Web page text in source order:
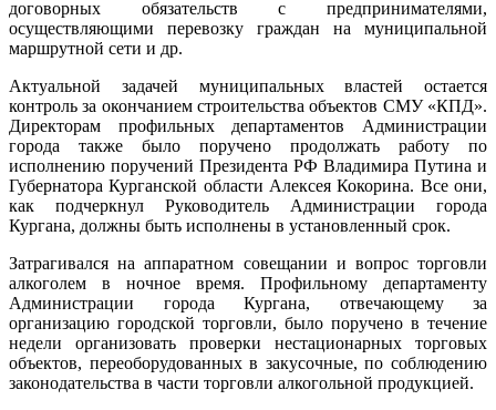
договорных обязательств с предпринимателями,
осуществляющими перевозку граждан на муниципальной
маршрутной сети и др.
Актуальной задачей муниципальных властей остается
контроль за окончанием строительства объектов СМУ «КПД».
Директорам профильных департаментов Администрации
города также было поручено продолжать работу по
исполнению поручений Президента РФ Владимира Путина и
Губернатора Курганской области Алексея Кокорина. Все они,
как подчеркнул Руководитель Администрации города
Кургана, должны быть исполнены в установленный срок.
Затрагивался на аппаратном совещании и вопрос торговли
алкоголем в ночное время. Профильному департаменту
Администрации города Кургана, отвечающему за
организацию городской торговли, было поручено в течение
недели организовать проверки нестационарных торговых
объектов, переоборудованных в закусочные, по соблюдению
законодательства в части торговли алкогольной продукцией.